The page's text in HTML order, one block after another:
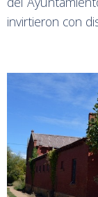
invirtieron con